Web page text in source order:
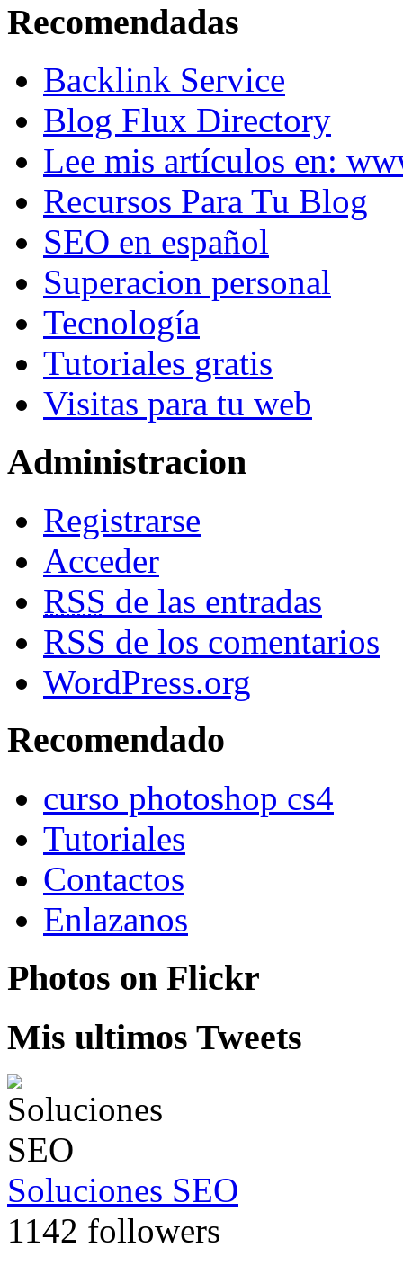
Recomendadas
Backlink Service
Blog Flux Directory
Lee mis artículos en:
Recursos Para Tu Blog
SEO en español
Superacion personal
Tecnología
Tutoriales gratis
Visitas para tu web
Administracion
Registrarse
Acceder
RSS de las entradas
RSS de los comentarios
WordPress.org
Recomendado
curso photoshop cs4
Tutoriales
Contactos
Enlazanos
Photos on Flickr
Mis ultimos Tweets
Soluciones SEO
1142 followers